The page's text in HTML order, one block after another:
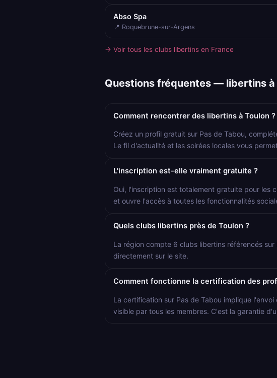
Abso Spa
📍 Roquebrune-sur-Argens
→ Voir tous les clubs libertins en France
Questions fréquentes — libertins à
Comment rencontrer des libertins à Toulon ?
Créez un profil gratuit sur Pas de Tabou,
Le fil d'actualité et les soirées locales vous
L'inscription est-elle vraiment gratuite ?
Oui, l'inscription est totalement gratuite pour les
et ouvre l'accès à toutes les fonctionnalités
Quels clubs libertins près de Toulon ?
La région compte 6 clubs libertins référencés
directement sur le site.
Comment fonctionne la certification des
La certification sur Pas de Tabou implique
visible par tous les membres. C'est la garantie